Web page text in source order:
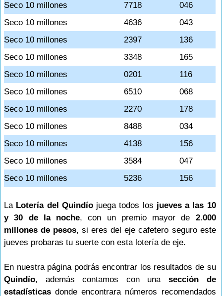
Seco 10 millones
7718
046
Seco 10 millones
4636
043
Seco 10 millones
2397
136
Seco 10 millones
3348
165
Seco 10 millones
0201
116
Seco 10 millones
6510
068
Seco 10 millones
2270
178
Seco 10 millones
8488
034
Seco 10 millones
4138
156
Seco 10 millones
3584
047
Seco 10 millones
5236 156
La Lotería del Quindíojuega todos los jueves a las 10
y 30 de la noche, con un premio mayor de 2.000
millones de pesos, si eres del eje cafetero seguro este
jueves probaras tu suerte con esta lotería de eje.
En nuestra página podrás encontrar los resultados de su
Quindío, además contamos con una sección de
estadísticas donde encontrara números recomendados